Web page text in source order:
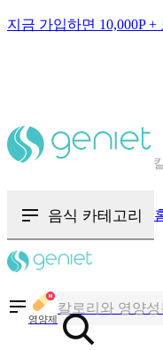
지금 가입하면 10,000P +
음식 카테고리
영양제
혈당 · 다이어트
음식 · 영양제